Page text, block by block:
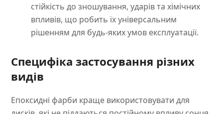
стійкість до зношування, ударів та хімічних
впливів, що робить їх універсальним
рішенням для будь-яких умов експлуатації.
Специфіка застосування різних
видів
Епоксидні фарби краще використовувати для